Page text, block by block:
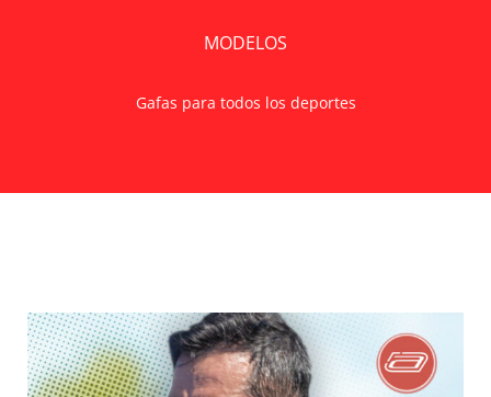
MODELOS
Gafas para todos los deportes